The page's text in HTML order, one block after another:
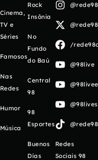
Cinema,
TV e
Séries
Famosos
Nas
Redes
Humor
Música
Rock
Insônia
No
Fundo
do Baú
Central
98
98
Esportes
Buenos
Días
/
@98live
Redes
Sociais 98